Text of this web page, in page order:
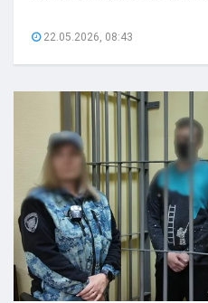
22.05.2026, 08:43